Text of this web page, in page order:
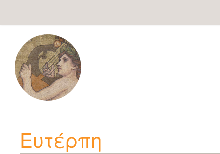
navigation
Ευτέρπη